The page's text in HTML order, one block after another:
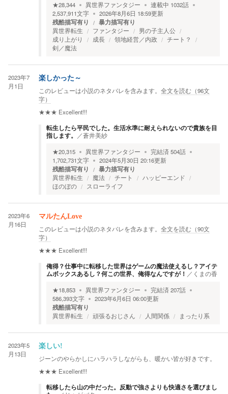
★28,344 異世界ファンタジー 連載中 1032話
2,537,911文字 2026年8月6日 18:59更新
残酷描写有り 暴力描写有り
異世界転生 ファンタジー
男の子主人公
成り上がり
成長 領地経営／内政
チート？
剣／魔法
2023年7
月1日
楽しかった～
このレビューは小説のネタバレを含みます。 全文を読む（96文
字）
★★★ Excellent!!!
転生したら平民でした。生活水準に耐えられないので貴族を目
指します。
／蒼井美紗
★20,315 異世界ファンタジー 完結済504話
1,702,731文字 2024年5月30日 20:16更新
残酷描写有り 暴力描写有り
異世界転生 魔法 チート
ハッピーエンド
ほのぼの
スローライフ
2023年6
月16日
マルたんLove
このレビューは小説のネタバレを含みます。 全文を読む（90文
字）
★★★ Excellent!!!
俺得？仕事中に転移した世界はゲームの魔法使えるし？アイテ
ムボックスあるし？何この世界、俺得なんですが！ ／ くまの香
★18,853 異世界ファンタジー 完結済207話
586,393文字 2023年6月6日 06:00更新
残酷描写有り
異世界転生 頑張るおじさん 人間関係 まったり系
2023年5
月13日
楽しい!
ジーンのやらかしにハラハラしながらも、暖かい皆が好きです。
★★★ Excellent!!!
転移したら山の中だった。反動で強さよりも快適さを選びまし